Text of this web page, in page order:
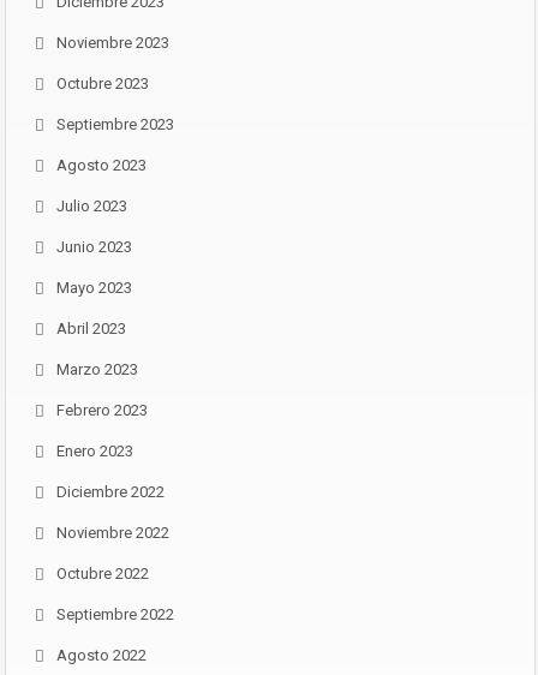
Noviembre 2023
Octubre 2023
Septiembre 2023
Agosto 2023
Julio 2023
Junio 2023
Mayo 2023
Abril 2023
Marzo 2023
Febrero 2023
Enero 2023
Diciembre 2022
Noviembre 2022
Octubre 2022
Septiembre 2022
Agosto 2022